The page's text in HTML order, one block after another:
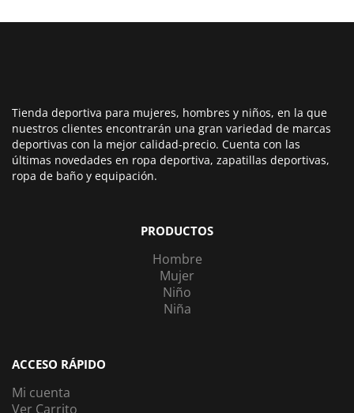
Tienda deportiva para mujeres, hombres y niños, en la que
nuestros clientes encontrarán una gran variedad de marcas
deportivas con la mejor calidad-precio. Cuenta con las
últimas novedades en ropa deportiva, zapatillas deportivas,
ropa de baño y equipación.
PRODUCTOS
Hombre
Mujer
Niño
Niña
ACCESO RÁPIDO
Mi cuenta
Ver Carrito